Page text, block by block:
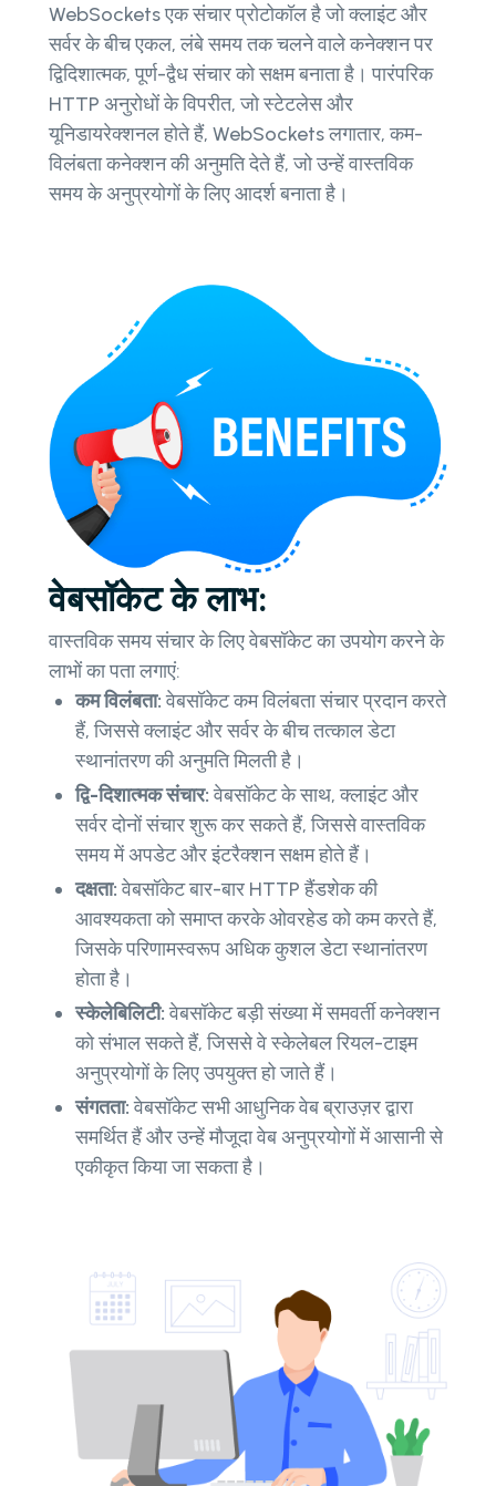
WebSockets एक संचार प्रोटोकॉल है जो क्लाइंट और
सर्वर के बीच एकल, लंबे समय तक चलने वाले कनेक्शन पर
द्विदिशात्मक, पूर्ण-द्वैध संचार को सक्षम बनाता है। पारंपरिक
HTTP अनुरोधों के विपरीत, जो स्टेटलेस और
यूनिडायरेक्शनल होते हैं, WebSockets लगातार, कम-
विलंबता कनेक्शन की अनुमति देते हैं, जो उन्हें वास्तविक
समय के अनुप्रयोगों के लिए आदर्श बनाता है।
वेबसॉकेट के लाभ:
वास्तविक समय संचार के लिए वेबसॉकेट का उपयोग करने के
लाभों का पता लगाएं:
कम विलंबता:वेबसॉकेट कम विलंबता संचार प्रदान करते
हैं, जिससे क्लाइंट और सर्वर के बीच तत्काल डेटा
स्थानांतरण की अनुमति मिलती है।
द्वि-दिशात्मक संचार:वेबसॉकेट के साथ, क्लाइंट और
सर्वर दोनों संचार शुरू कर सकते हैं, जिससे वास्तविक
समय में अपडेट और इंटरैक्शन सक्षम होते हैं।
दक्षता:वेबसॉकेट बार-बार HTTP हैंडशेक की
आवश्यकता को समाप्त करके ओवरहेड को कम करते हैं,
जिसके परिणामस्वरूप अधिक कुशल डेटा स्थानांतरण
होता है।
स्केलेबिलिटी:वेबसॉकेट बड़ी संख्या में समवर्ती कनेक्शन
को संभाल सकते हैं, जिससे वे स्केलेबल रियल-टाइम
अनुप्रयोगों के लिए उपयुक्त हो जाते हैं।
संगतता:वेबसॉकेट सभी आधुनिक वेब ब्राउज़र द्वारा
समर्थित हैं और उन्हें मौजूदा वेब अनुप्रयोगों में आसानी से
एकीकृत किया जा सकता है।